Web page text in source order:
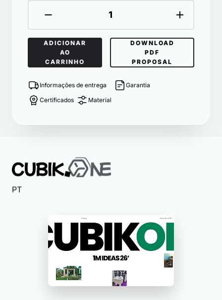
ADICIONAR
AO
CARRINHO
DOWNLOAD
PDF
PROPOSAL
Informações de entrega
Garantia
Certificados
Material
PT